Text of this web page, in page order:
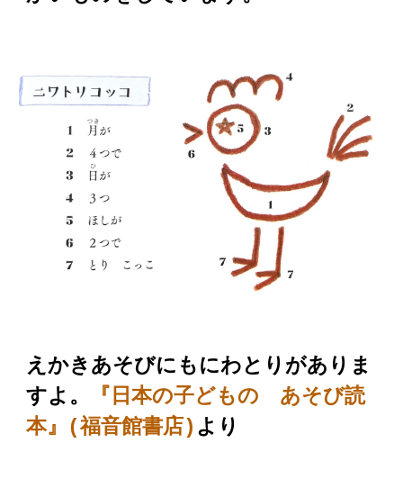
えかきあそびにもにわとりがありま
すよ。
『日本の子どもの あそび読
本』(福音館書店) より